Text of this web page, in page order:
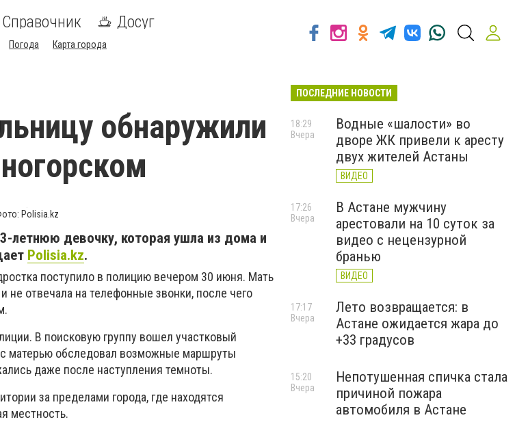
Справочник Досуг
Погода Карта города
обнаружили
Polisia.kz
летнюю девочку, которая ушла из дома и
Polisia.kz.
поступило в полицию вечером 30 июня. Мать
не отвечала на телефонные звонки, после чего
В поисковую группу вошел участковый
матерью обследовал возможные маршруты
даже после наступления темноты.
за пределами города, где находятся
местность.
ПОСЛЕДНИЕ НОВОСТИ
Водные «шалости» во
дворе ЖК привели к аресту
двух жителей Астаны
ВИДЕО
18:29
Вчера
В Астане мужчину
арестовали на 10 суток за
видео с нецензурной
бранью
ВИДЕО
17:26
Вчера
Лето возвращается: в
Астане ожидается жара до
+33 градусов
17:17
Вчера
Непотушенная спичка стала
причиной пожара
автомобиля в Астане
15:20
Вчера